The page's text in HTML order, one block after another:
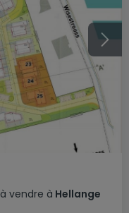
à vendre à Hellange